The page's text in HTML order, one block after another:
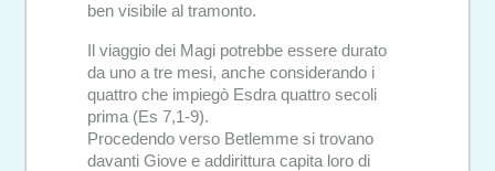
ben visibile al tramonto.
Il viaggio dei Magi potrebbe essere durato
da uno a tre mesi, anche considerando i
quattro che impiegò Esdra quattro secoli
prima (Es 7,1-9).
Procedendo verso Betlemme si trovano
davanti Giove e addirittura capita loro di